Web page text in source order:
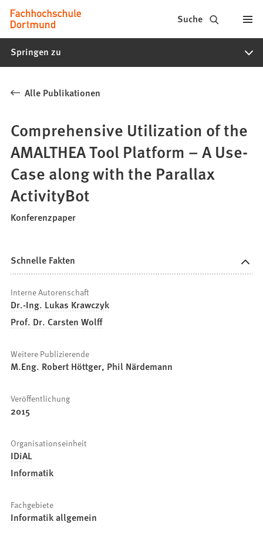
Inhalt anspringen
Fachhochschule
Dortmund
-
Studiengänge,
Bewerbung
Suche
Springen zu
Alle Publikationen
Comprehensive Utilization of the
AMALTHEA Tool Platform – A Use-
Case along with the Parallax
ActivityBot
Konferenzpaper
Schnelle Fakten
Interne Autorenschaft
Dr.-Ing. Lukas Krawczyk
Prof. Dr. Carsten Wolff
Weitere Publizierende
M.Eng. Robert Höttger, Phil Närdemann
Veröffentlichung
2015
Organisationseinheit
IDiAL
Informatik
Fachgebiete
Informatik allgemein